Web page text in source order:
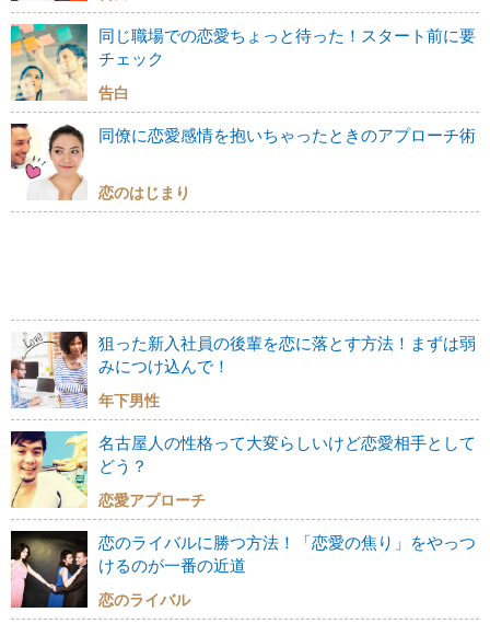
同じ職場での恋愛ちょっと待った！スタート前に要
チェック
告白
同僚に恋愛感情を抱いちゃったときのアプローチ術
恋のはじまり
狙った新入社員の後輩を恋に落とす方法！まずは弱
みにつけ込んで！
年下男性
名古屋人の性格って大変らしいけど恋愛相手として
どう？
恋愛アプローチ
恋のライバルに勝つ方法！「恋愛の焦り」をやっつ
けるのが一番の近道
恋のライバル